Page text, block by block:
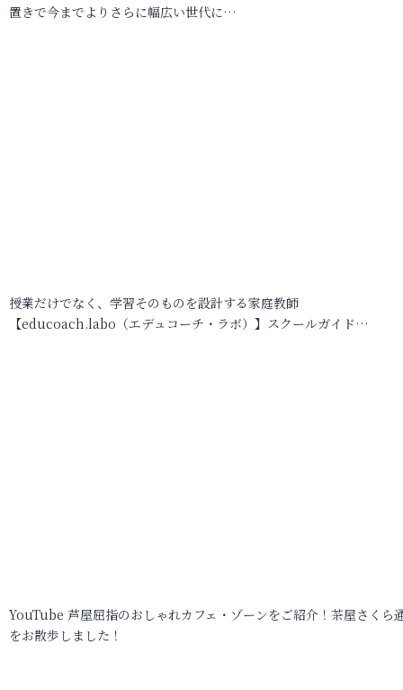
置きで今までよりさらに幅広い世代に…
授業だけでなく、学習そのものを設計する家庭教師
【educoach.labo（エデュコーチ・ラボ）】スクールガイド…
YouTube 芦屋屈指のおしゃれカフェ・ゾーンをご紹介！茶屋さくら
をお散歩しました！